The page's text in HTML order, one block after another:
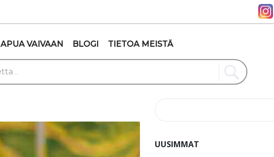
APUA VAIVAAN BLOGI TIETOA MEISTÄ
UUSIMMAT